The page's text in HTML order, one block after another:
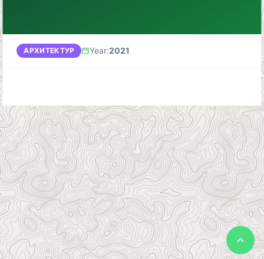
АРХИТЕКТУР Year:2021